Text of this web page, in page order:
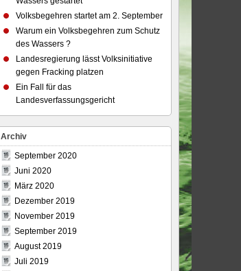
Volksbegehren startet am 2. September
Warum ein Volksbegehren zum Schutz
des Wassers ?
Landesregierung lässt Volksinitiative
gegen Fracking platzen
Ein Fall für das
Landesverfassungsgericht
Archiv
September 2020
Juni 2020
März 2020
Dezember 2019
November 2019
September 2019
August 2019
Juli 2019